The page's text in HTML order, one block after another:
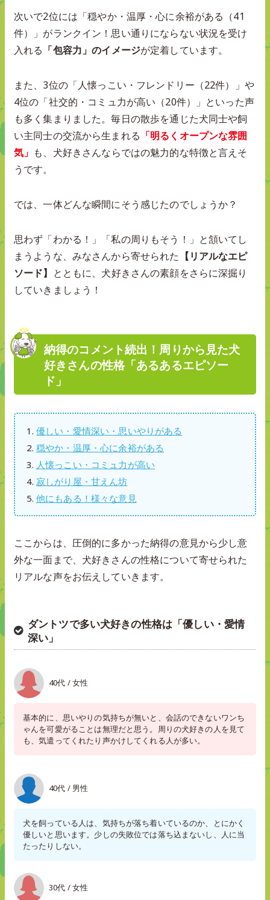
次いで2位には「穏やか・温厚・心に余裕がある（41
件）」がランクイン！思い通りにならない状況を受け
入れる 「包容力」のイメージが定着しています。
また、3位の「人懐っこい・フレンドリー（22件）」や
4位の「社交的・コミュ力が高い（20件）」といった声
も多く集まりました。毎日の散歩を通じた犬同士や飼
い主同士の交流から生まれる 「明るくオープンな雰囲
気」 も、犬好きさんならではの魅力的な特徴と言えそ
うです。
では、一体どんな瞬間にそう感じたのでしょうか？
思わず「わかる！」「私の周りもそう！」と頷いてし
まうような、みなさんから寄せられた 【リアルなエピ
ソード】 とともに、犬好きさんの素顔をさらに深掘り
していきましょう！
納得のコメント続出！周りから見た犬
好きさんの性格「あるあるエピソー
ド」
優しい・愛情深い・思いやりがある
穏やか・温厚・心に余裕がある
人懐っこい・コミュ力が高い
寂しがり屋・甘えん坊
他にもある！様々な意見
ここからは、圧倒的に多かった納得の意見から少し意
外な一面まで、犬好きさんの性格について寄せられた
リアルな声をお伝えしていきます。
ダントツで多い犬好きの性格は「優しい・愛情
深い」
40代 / 女性
基本的に、思いやりの気持ちが無いと、会話のできないワンち
ゃんを可愛がることは無理だと思う。周りの犬好きの人を見て
も、気遣ってくれたり声かけしてくれる人が多い。
40代 / 男性
犬を飼っている人は、気持ちが落ち着いているのか、とにかく
優しいと思います。少しの失敗位では落ち込まないし、人に当
たったりしない。
30代 / 女性